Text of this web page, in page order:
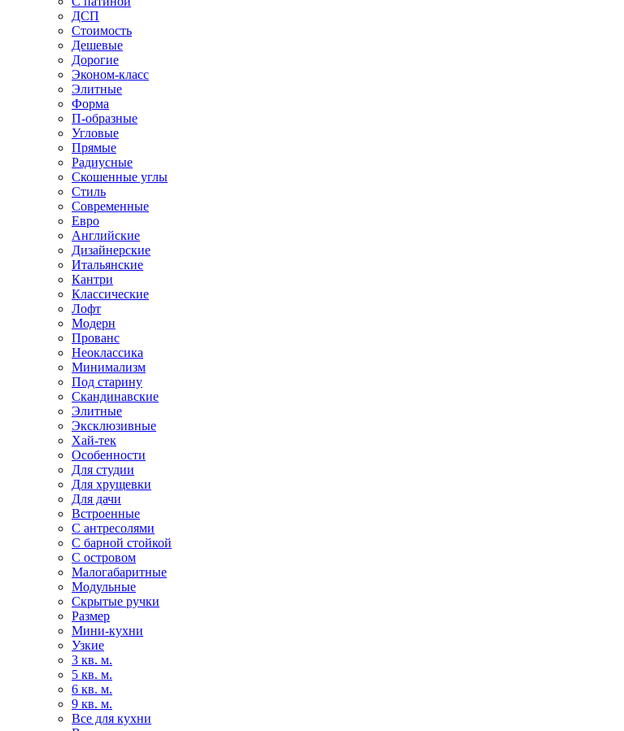
ДСП
Стоимость
Дешевые
Дорогие
Эконом-класс
Элитные
Форма
П-образные
Угловые
Прямые
Радиусные
Скошенные углы
Стиль
Современные
Евро
Английские
Дизайнерские
Итальянские
Кантри
Классические
Лофт
Модерн
Прованс
Неоклассика
Минимализм
Под старину
Скандинавские
Элитные
Эксклюзивные
Хай-тек
Особенности
Для студии
Для хрущевки
Для дачи
Встроенные
С антресолями
С барной стойкой
С островом
Малогабаритные
Модульные
Скрытые ручки
Размер
Мини-кухни
Узкие
3 кв. м.
5 кв. м.
6 кв. м.
9 кв. м.
Все для кухни